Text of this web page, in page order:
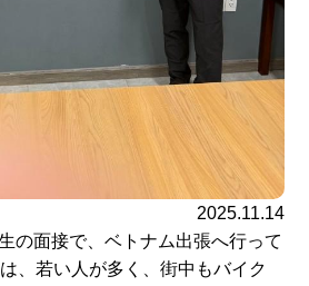
2025.11.14
の面接で、ベトナム出張へ行って
、若い人が多く、街中もバイク